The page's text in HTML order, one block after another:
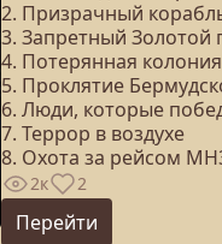
2. Призрачный
3. Запретный Золотой
4. Потерянная
5. Проклятие
6. Люди, которые
7. Террор в воздухе
8. Охота за рейсом
2к 2
Перейти